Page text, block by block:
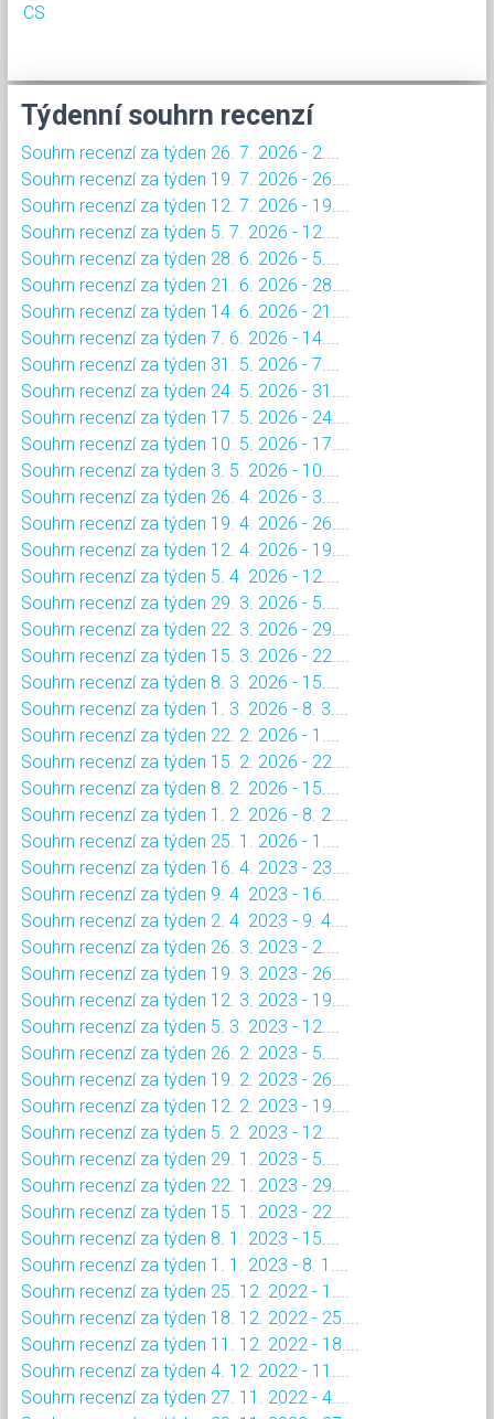
CS
Týdenní souhrn recenzí
Souhrn recenzí za týden 26. 7. 2026 - 2....
Souhrn recenzí za týden 19. 7. 2026 - 26....
Souhrn recenzí za týden 12. 7. 2026 - 19....
Souhrn recenzí za týden 5. 7. 2026 - 12....
Souhrn recenzí za týden 28. 6. 2026 - 5....
Souhrn recenzí za týden 21. 6. 2026 - 28....
Souhrn recenzí za týden 14. 6. 2026 - 21....
Souhrn recenzí za týden 7. 6. 2026 - 14....
Souhrn recenzí za týden 31. 5. 2026 - 7....
Souhrn recenzí za týden 24. 5. 2026 - 31....
Souhrn recenzí za týden 17. 5. 2026 - 24....
Souhrn recenzí za týden 10. 5. 2026 - 17....
Souhrn recenzí za týden 3. 5. 2026 - 10....
Souhrn recenzí za týden 26. 4. 2026 - 3....
Souhrn recenzí za týden 19. 4. 2026 - 26....
Souhrn recenzí za týden 12. 4. 2026 - 19....
Souhrn recenzí za týden 5. 4. 2026 - 12....
Souhrn recenzí za týden 29. 3. 2026 - 5....
Souhrn recenzí za týden 22. 3. 2026 - 29....
Souhrn recenzí za týden 15. 3. 2026 - 22....
Souhrn recenzí za týden 8. 3. 2026 - 15....
Souhrn recenzí za týden 1. 3. 2026 - 8. 3....
Souhrn recenzí za týden 22. 2. 2026 - 1....
Souhrn recenzí za týden 15. 2. 2026 - 22....
Souhrn recenzí za týden 8. 2. 2026 - 15....
Souhrn recenzí za týden 1. 2. 2026 - 8. 2....
Souhrn recenzí za týden 25. 1. 2026 - 1....
Souhrn recenzí za týden 16. 4. 2023 - 23....
Souhrn recenzí za týden 9. 4. 2023 - 16....
Souhrn recenzí za týden 2. 4. 2023 - 9. 4....
Souhrn recenzí za týden 26. 3. 2023 - 2....
Souhrn recenzí za týden 19. 3. 2023 - 26....
Souhrn recenzí za týden 12. 3. 2023 - 19....
Souhrn recenzí za týden 5. 3. 2023 - 12....
Souhrn recenzí za týden 26. 2. 2023 - 5....
Souhrn recenzí za týden 19. 2. 2023 - 26....
Souhrn recenzí za týden 12. 2. 2023 - 19....
Souhrn recenzí za týden 5. 2. 2023 - 12....
Souhrn recenzí za týden 29. 1. 2023 - 5....
Souhrn recenzí za týden 22. 1. 2023 - 29....
Souhrn recenzí za týden 15. 1. 2023 - 22....
Souhrn recenzí za týden 8. 1. 2023 - 15....
Souhrn recenzí za týden 1. 1. 2023 - 8. 1....
Souhrn recenzí za týden 25. 12. 2022 - 1....
Souhrn recenzí za týden 18. 12. 2022 - 25....
Souhrn recenzí za týden 11. 12. 2022 - 18....
Souhrn recenzí za týden 4. 12. 2022 - 11....
Souhrn recenzí za týden 27. 11. 2022 - 4....